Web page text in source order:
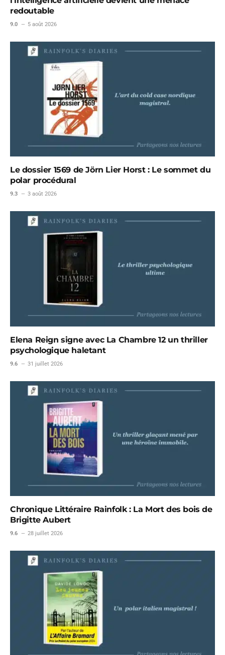
redoutable
9.0 5 août 2026
Le dossier 1569 de Jörn Lier Horst : Le sommet du
polar procédural
9.3 3 août 2026
Elena Reign signe avec La Chambre 12 un thriller
psychologique haletant
9.6 31 juillet 2026
Chronique Littéraire Rainfolk : La Mort des bois de
Brigitte Aubert
9.6 28 juillet 2026